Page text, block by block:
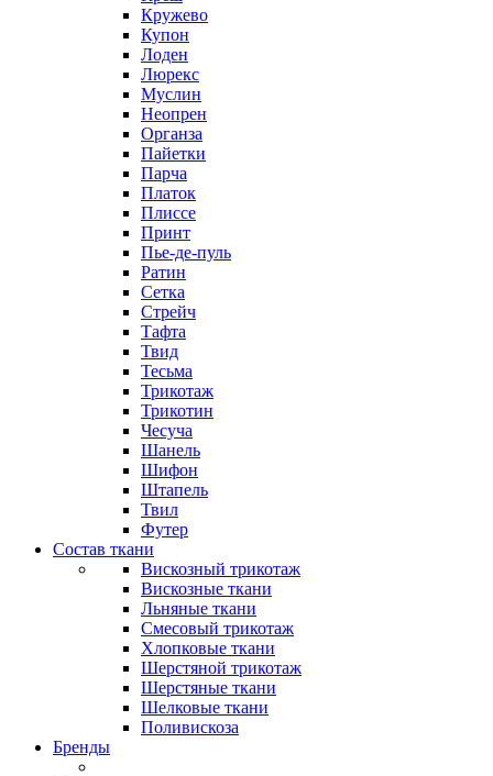
Кружево
Купон
Лоден
Люрекс
Муслин
Неопрен
Органза
Пайетки
Парча
Платок
Плиссе
Принт
Пье-де-пуль
Ратин
Сетка
Стрейч
Тафта
Твид
Тесьма
Трикотаж
Трикотин
Чесуча
Шанель
Шифон
Штапель
Твил
Футер
Состав ткани
Вискозный трикотаж
Вискозные ткани
Льняные ткани
Смесовый трикотаж
Хлопковые ткани
Шерстяной трикотаж
Шерстяные ткани
Шелковые ткани
Поливискоза
Бренды